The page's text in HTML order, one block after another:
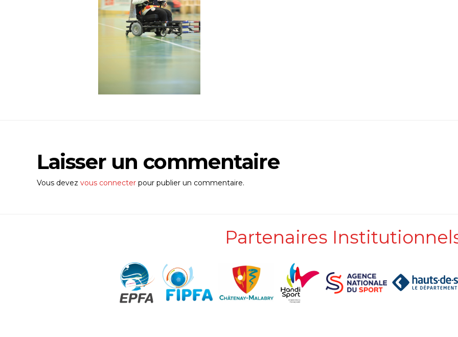
Laisser un commentaire
Vous devez vous connecter pour publier un commentaire.
Partenaires